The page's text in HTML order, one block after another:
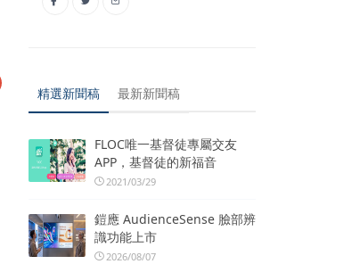
精選新聞稿 最新新聞稿
FLOC唯一基督徒專屬交友
APP，基督徒的新福音
2021/03/29
鎧應 AudienceSense 臉部辨
識功能上市
2026/08/07